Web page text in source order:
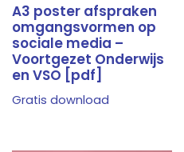
A3 poster afspraken
omgangsvormen op
sociale media –
Voortgezet Onderwijs
en VSO [pdf]
Gratis download